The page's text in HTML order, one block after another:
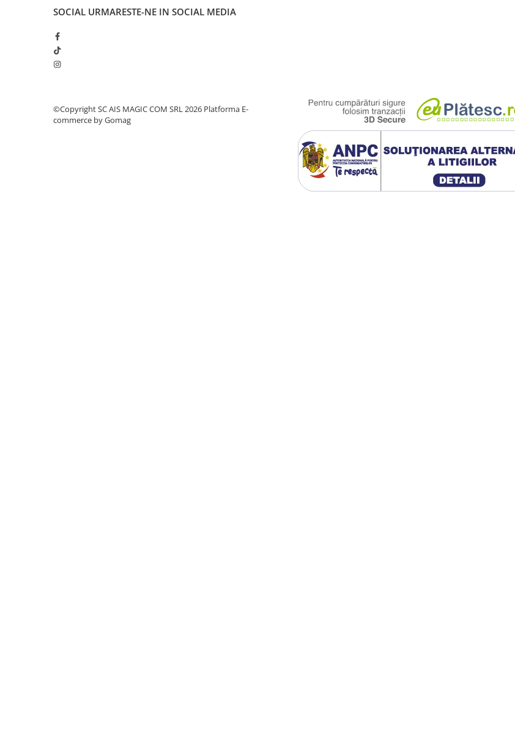
Deodorante & Parfumuri
SOCIAL URMARESTE-NE IN SOCIAL MEDIA
©Copyright SC AIS MAGIC COM SRL 2026 Platforma E-
commerce by Gomag